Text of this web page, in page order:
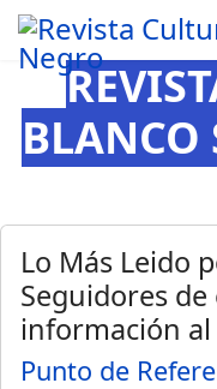
BLANCO
Lo Más Leido
Seguidores de
información
Punto de